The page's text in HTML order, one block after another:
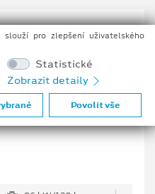
350 L3
k, 6st. manuální
pro zlepšení uživatelského
Statistické
Zobrazit detaily
Povolit vše